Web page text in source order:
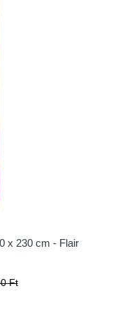
x 230 cm - Flair
Ft